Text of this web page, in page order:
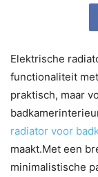
Elektrische
functionaliteit
praktisch, maar
radiator voor
maakt.Met een
minimalistische